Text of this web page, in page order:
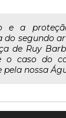
e a
segundo
de Ruy
o caso do
nossa